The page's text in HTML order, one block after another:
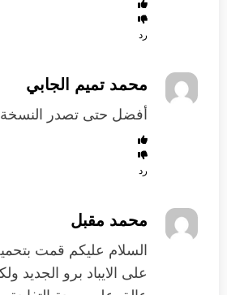
رد
محمد تميم الجابي
أفضل حتى تصدر النسخة ios13.1
رد
محمد مقبل
السلام عليكم قمت
على الايباد برو الجديد